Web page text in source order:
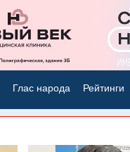
Глас народа Рейтинги